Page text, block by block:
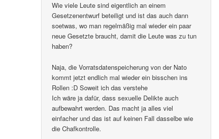
Wie viele Leute sind eigentlich an einem
Gesetzenentwurf beteiligt und ist das auch dann
soetwas, wo man regelmäßig mal wieder ein paar
neue Gesetzte braucht, damit die Leute was zu tun
haben?
Naja, die Vorratsdatenspeicherung von der Nato
kommt jetzt endlich mal wieder ein bisschen ins
Rollen :D Soweit ich das verstehe
Ich wäre ja dafür, dass sexuelle Delikte auch
aufbewahrt werden. Das macht ja alles viel
einfacher und das ist auf keinen Fall dasselbe wie
die Chafkontrolle.